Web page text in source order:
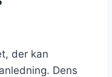
der kan
Dens